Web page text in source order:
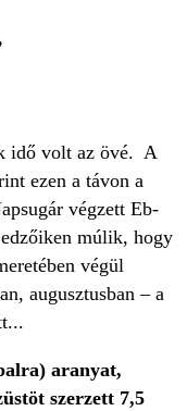
idő volt az övé. A
ezen a távon a
végzett Eb-
múlik, hogy
végül
augusztusban – a
aranyat,
szerzett 7,5